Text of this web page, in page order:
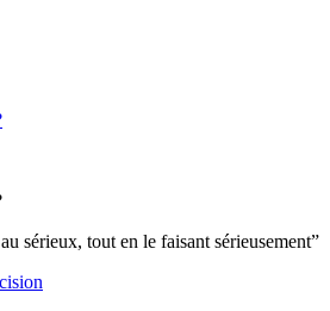
sérieux, tout en le faisant sérieusement”